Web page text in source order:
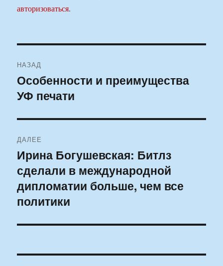
авторизоваться.
по
записям
НАЗАД
Предыдущая
запись:
Особенности и преимущества
УФ печати
ДАЛЕЕ
Следующая
запись:
Ирина Богушевская: Битлз
сделали в международной
дипломатии больше, чем все
политики